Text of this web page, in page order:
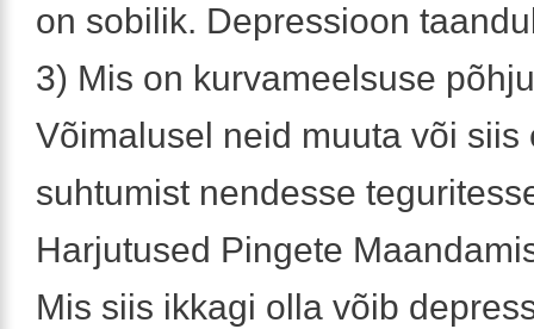
on sobilik. Depressioon
3) Mis on kurvameelsuse
Võimalusel neid muuta või siis
suhtumist nendesse
Harjutused Pingete
Mis siis ikkagi olla võib